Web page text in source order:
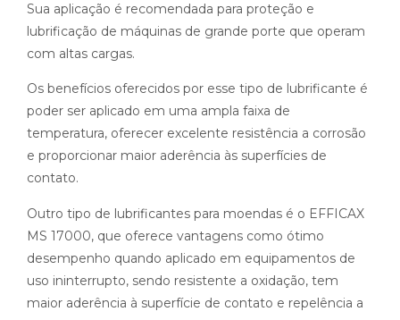
Sua aplicação é recomendada para proteção e
lubrificação de máquinas de grande porte que operam
com altas cargas.
Os benefícios oferecidos por esse tipo de lubrificante é
poder ser aplicado em uma ampla faixa de
temperatura, oferecer excelente resistência a corrosão
e proporcionar maior aderência às superfícies de
contato.
Outro tipo de lubrificantes para moendas é o EFFICAX
MS 17000, que oferece vantagens como ótimo
desempenho quando aplicado em equipamentos de
uso ininterrupto, sendo resistente a oxidação, tem
maior aderência à superfície de contato e repelência a